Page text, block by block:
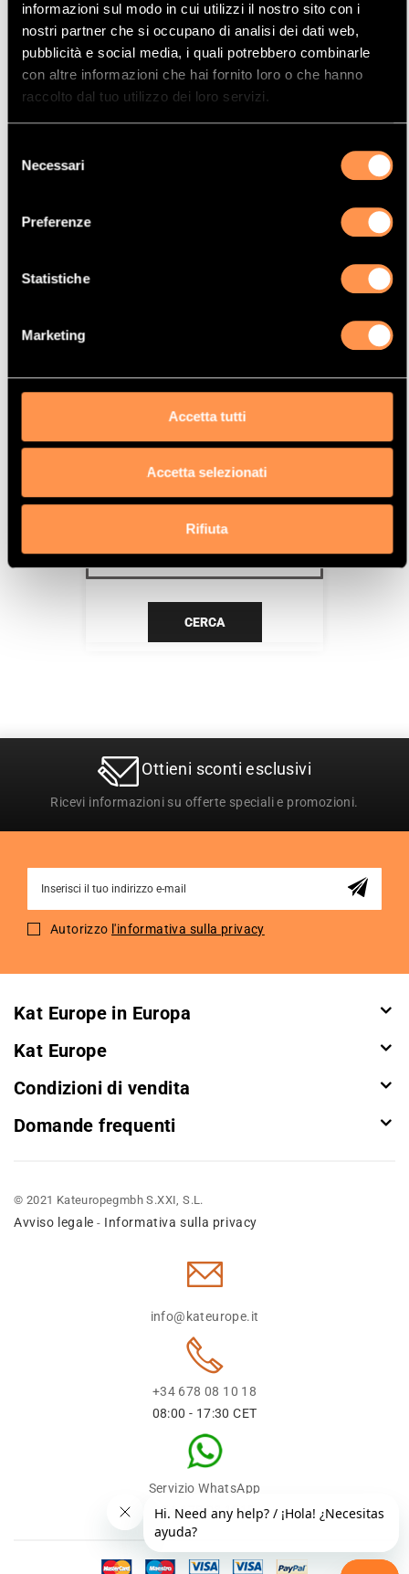
informazioni sul modo in cui utilizzi il nostro sito con i
nostri partner che si occupano di analisi dei dati web,
pubblicità e social media, i quali potrebbero combinarle
con altre informazioni che hai fornito loro o che hanno
raccolto dal tuo utilizzo dei loro servizi.
delNecessari
Preferenze
Statistiche
Marketing
Accetta tutti
Accetta selezionati
Rifiuta
La vostra selezione
Prodotto
Catalizzatore
Manufacturer
Versione
Motor code
Data
CERCA IL TUO PRODOTTO PER
CERCA
Ottieni sconti esclusivi
Ricevi informazioni su offerte speciali e promozioni.
for
Autorizzo l'informativa sulla privacy
Kat Europe in Europa
Kat Europe
Condizioni di vendita
Domande frequenti
© 2021 Kateuropegmbh S.XXI, S.L.
Avviso legale - Informativa sulla privacy
info@kateurope.it
+34 678 08 10 18
08:00 - 17:30 CET
Servizio WhatsApp
+34 678 08 1018